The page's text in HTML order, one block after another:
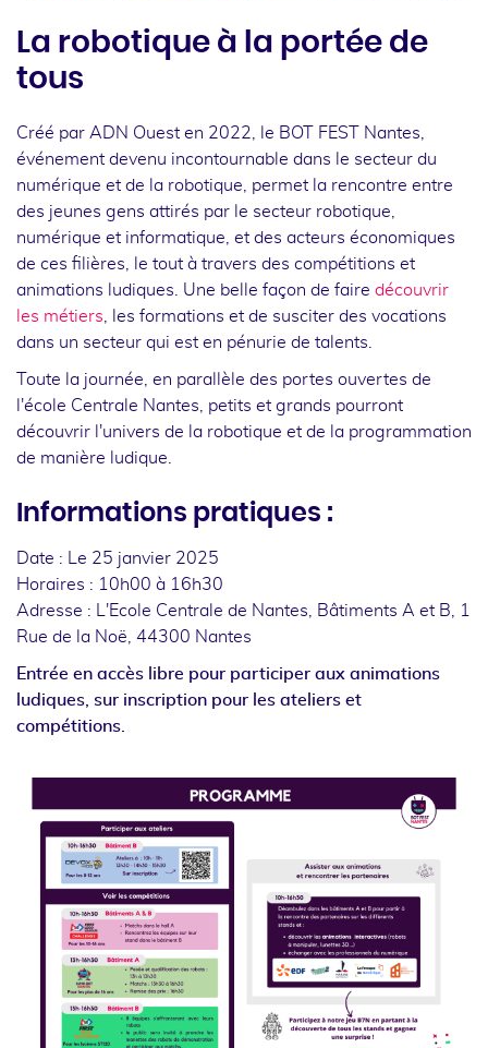
La robotique à la portée de
tous
Créé par ADN Ouest en 2022, le BOT FEST Nantes,
événement devenu incontournable dans le secteur du
numérique et de la robotique, permet la rencontre entre
des jeunes gens attirés par le secteur robotique,
numérique et informatique, et des acteurs économiques
de ces filières, le tout à travers des compétitions et
animations ludiques. Une belle façon de faire découvrir
les métiers, les formations et de susciter des vocations
dans un secteur qui est en pénurie de talents.
Toute la journée, en parallèle des portes ouvertes de
l'école Centrale Nantes, petits et grands pourront
découvrir l'univers de la robotique et de la programmation
de manière ludique.
Informations pratiques :
Date : Le 25 janvier 2025
Horaires : 10h00 à 16h30
Adresse : L'Ecole Centrale de Nantes, Bâtiments A et B, 1
Rue de la Noë, 44300 Nantes
Entrée en accès libre pour participer aux animations
ludiques, sur inscription pour les ateliers et
compétitions.